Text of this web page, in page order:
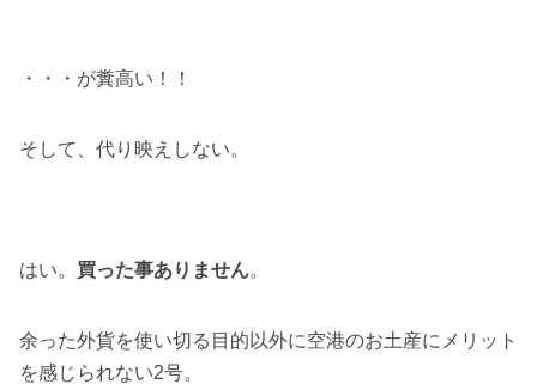
・・・が糞高い！！
そして、代り映えしない。
はい。 買った事ありません。
余った外貨を使い切る目的以外に空港のお土産にメリット
を感じられない2号。